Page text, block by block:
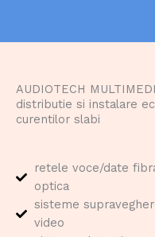
AUDIOTECH
distributie si instalare
curentilor slabi
retele voce/date
optica
sisteme
video